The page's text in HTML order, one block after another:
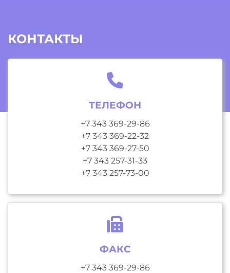
КОНТАКТЫ
ТЕЛЕФОН
+7 343 369-29-86
+7 343 369-22-32
+7 343 369-27-50
+7 343 257-31-33
+7 343 257-73-00
ФАКС
+7 343 369-29-86